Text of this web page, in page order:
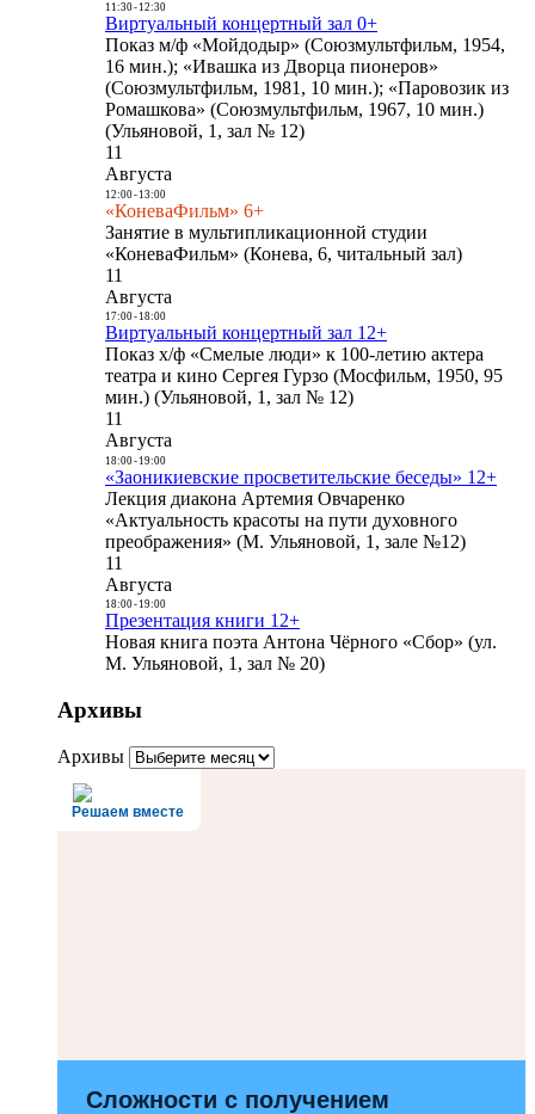
11:30- 12:30
Виртуальный концертный зал 0+
Показ м/ф «Мойдодыр» (Союзмультфильм, 1954,
16 мин.); «Ивашка из Дворца пионеров»
(Союзмультфильм, 1981, 10 мин.); «Паровозик из
Ромашкова» (Союзмультфильм, 1967, 10 мин.)
(Ульяновой, 1, зал № 12)
11
Августа
12:00- 13:00
«КоневаФильм» 6+
Занятие в мультипликационной студии
«КоневаФильм» (Конева, 6, читальный зал)
11
Августа
17:00- 18:00
Виртуальный концертный зал 12+
Показ х/ф «Смелые люди» к 100-летию актера
театра и кино Сергея Гурзо (Мосфильм, 1950, 95
мин.) (Ульяновой, 1, зал № 12)
11
Августа
18:00- 19:00
«Заоникиевские просветительские беседы» 12+
Лекция диакона Артемия Овчаренко
«Актуальность красоты на пути духовного
преображения» (М. Ульяновой, 1, зале №12)
11
Августа
18:00- 19:00
Презентация книги 12+
Новая книга поэта Антона Чёрного «Сбор» (ул.
М. Ульяновой, 1, зал № 20)
Архивы
Архивы
Решаем вместе
Сложности с получением